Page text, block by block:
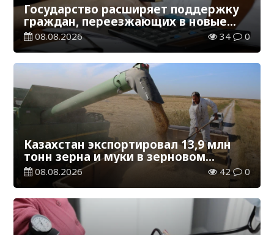
Государство расширяет поддержку
граждан, переезжающих в новые
регионы для работы
08.08.2026 34 0
Казахстан экспортировал 13,9 млн
тонн зерна и муки в зерновом
эквиваленте
08.08.2026 42 0